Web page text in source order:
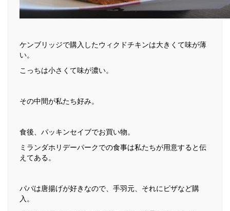
ケンブリッジで購入したウィクドチキンは大きくて味が薄
い。
こっちは小さくて味が濃い。
その中間が私たち好み。
食後、パッキンセイブでお買い物。
ミランダホリデーパークでの食事は私たちが用意すると伝
えてある。
パパは唐揚げが好きなので、手羽元、それにピザなど購
入。